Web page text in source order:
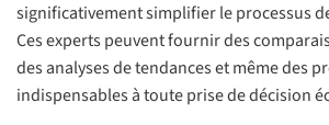
significativement simplifier le processus
Ces experts peuvent fournir des
des analyses de tendances et même des
indispensables à toute prise de décision